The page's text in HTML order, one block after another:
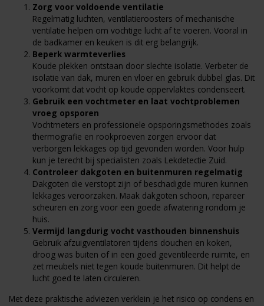
Zorg voor voldoende ventilatie
Regelmatig luchten, ventilatieroosters of mechanische
ventilatie helpen om vochtige lucht af te voeren. Vooral in
de badkamer en keuken is dit erg belangrijk.
Beperk warmteverlies
Koude plekken ontstaan door slechte isolatie. Verbeter de
isolatie van dak, muren en vloer en gebruik dubbel glas. Dit
voorkomt dat vocht op koude oppervlaktes condenseert.
Gebruik een vochtmeter en laat vochtproblemen
vroeg opsporen
Vochtmeters en professionele opsporingsmethodes zoals
thermografie en rookproeven zorgen ervoor dat
verborgen lekkages op tijd gevonden worden. Voor hulp
kun je terecht bij specialisten zoals Lekdetectie Zuid.
Controleer dakgoten en buitenmuren regelmatig
Dakgoten die verstopt zijn of beschadigde muren kunnen
lekkages veroorzaken. Maak dakgoten schoon, repareer
scheuren en zorg voor een goede afwatering rondom je
huis.
Vermijd langdurig vocht vasthouden binnenshuis
Gebruik afzuigventilatoren tijdens douchen en koken,
droog was buiten of in een goed geventileerde ruimte, en
zet meubels niet tegen koude buitenmuren. Dit helpt de
lucht goed te laten circuleren.
Met deze praktische adviezen verklein je het risico op condens en